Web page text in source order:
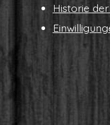
His­to­rie